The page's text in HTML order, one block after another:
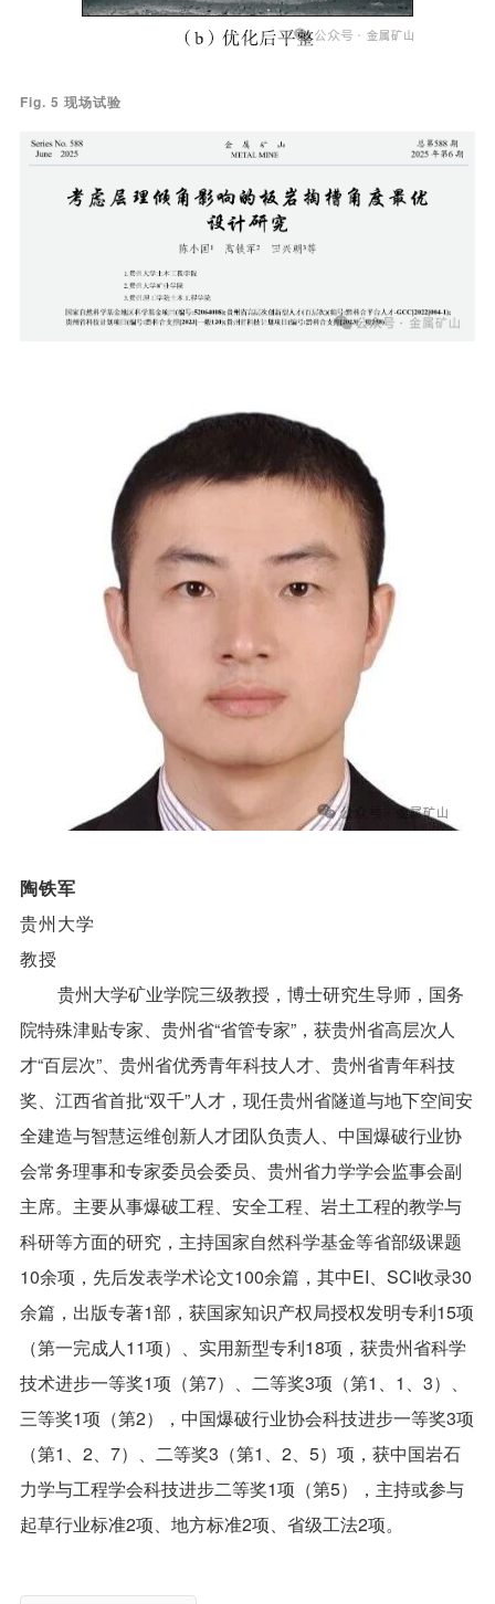
Fig. 5 现场试验
陶铁军
贵州大学
教授
贵州大学矿业学院三级教授，博士研究生导师， 国务
院特殊津贴专家、贵州省“省管专家”，获贵州省高层次人
才“百层次”、贵州省优秀青年科技人才、贵州省青年科技
奖、江西省首批“双千”人才，现任贵州省隧道与地下空间安
全建造与智慧运维创新人才团队负责人、中国爆破行业协
会常务理事和专家委员会委员、贵州省力学学会监事会副
主席。主要从事爆破工程、安全工程、岩土工程的教学与
科研等方面的研究，主持国家自然科学基金等省部级课题
10余项，先后发表学术论文100余篇，其中EI、SCI收录30
余篇，出版专著1部，获国家知识产权局授权发明专利15项
（第一完成人11项）、实用新型专利18项，获贵州省科学
技术进步一等奖1项（第7）、二等奖3项（第1、1、3）、
三等奖1项（第2），中国爆破行业协会科技进步一等奖3项
（第1、2、7）、二等奖3（第1、2、5）项，获中国岩石
力学与工程学会科技进步二等奖1项（第5），主持或参与
起草行业标准2项、地方标准2项、省级工法2项。